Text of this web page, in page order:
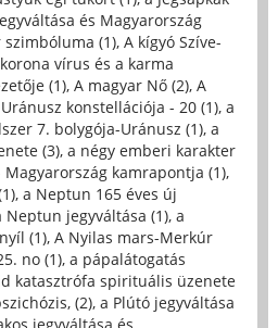
és Magyarország
szimbóluma (1), A kígyó Szíve-
vírus és a karma
(1), A magyar Nő (2), A
konstellációja - 20 (1), a
7. bolygója-Uránusz (1), a
(3), a négy emberi karakter
kamrapontja (1),
, a Neptun 165 éves új
Neptun jegyváltása (1), a
(1), A Nyilas mars-Merkúr
no (1), a pápalátogatás
katasztrófa spirituális üzenete
(2), a Plútó jegyváltása